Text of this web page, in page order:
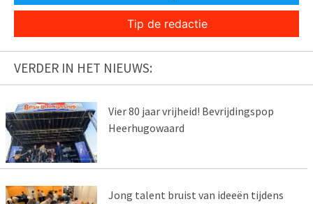
Tip de redactie
VERDER IN HET NIEUWS:
Vier 80 jaar vrijheid! Bevrijdingspop
Heerhugowaard
Jong talent bruist van ideeën tijdens